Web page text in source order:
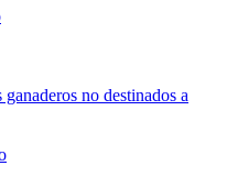
no destinados a